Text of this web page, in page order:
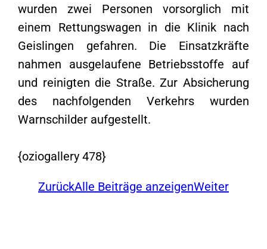
wurden zwei Personen vorsorglich mit
einem Rettungswagen in die Klinik nach
Geislingen gefahren. Die Einsatzkräfte
nahmen ausgelaufene Betriebsstoffe auf
und reinigten die Straße. Zur Absicherung
des nachfolgenden Verkehrs wurden
Warnschilder aufgestellt.
{oziogallery 478}
ZurückAlle Beiträge anzeigenWeiter